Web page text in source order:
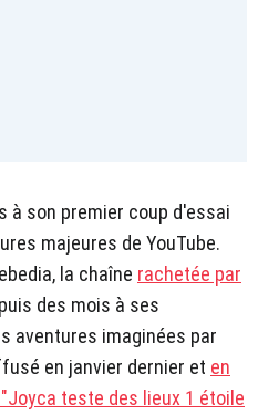
à son premier coup d'essai
majeures de YouTube.
la chaîne rachetée par
des mois à ses
aventures imaginées par
en janvier dernier et en
teste des lieux 1 étoile